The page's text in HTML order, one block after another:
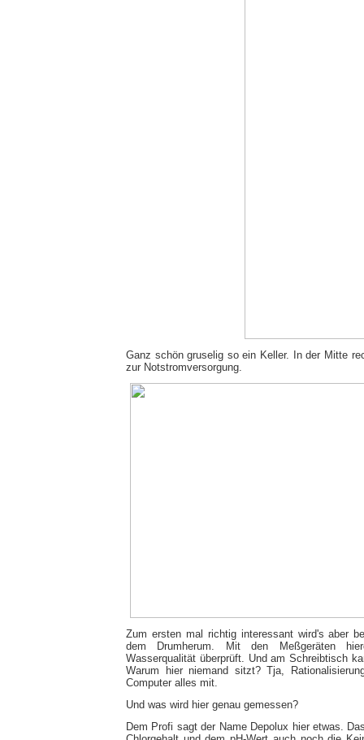
Ganz schön gruselig so ein Keller. In der Mitte
zur Notstromversorgung.
Zum ersten mal richtig interessant wird's aber
dem Drumherum. Mit den Meßgeräten
Wasserqualität überprüft. Und am Schreibtisch
Warum hier niemand sitzt? Tja,
Computer alles mit.
Und was wird hier genau gemessen?
Dem Profi sagt der Name Depolux hier etwas.